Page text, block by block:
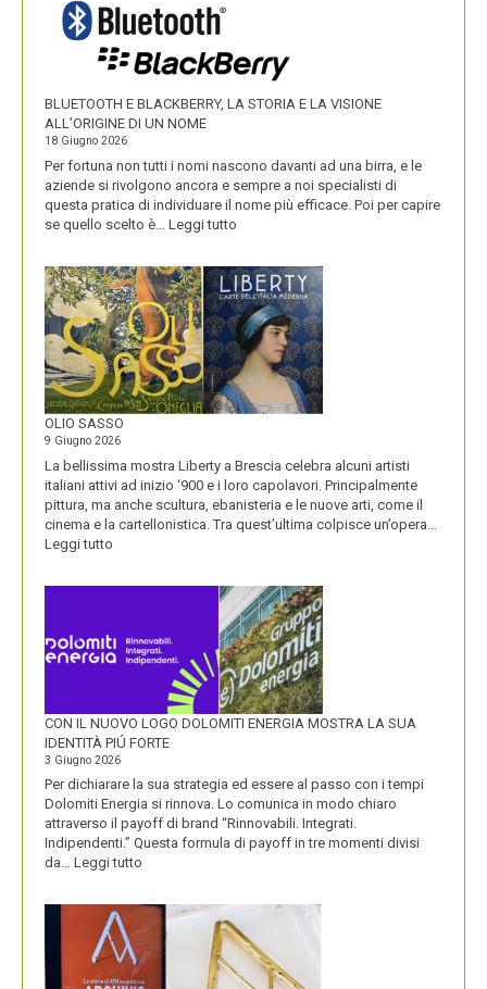
NOMI
DEI
SUOI
PRODOTTI
BLUETOOTH E BLACKBERRY, LA STORIA E LA VISIONE
ALL’ORIGINE DI UN NOME
18 Giugno 2026
Per fortuna non tutti i nomi nascono davanti ad una birra, e le
aziende si rivolgono ancora e sempre a noi specialisti di
questa pratica di individuare il nome più efficace. Poi per capire
se quello scelto è… Leggi tutto
BLACKBERRY,
LA
STORIA
E
LA
VISIONE
ALL’ORIGINE
DI
NOME
OLIO SASSO
9 Giugno 2026
La bellissima mostra Liberty a Brescia celebra alcuni artisti
italiani attivi ad inizio ‘900 e i loro capolavori. Principalmente
pittura, ma anche scultura, ebanisteria e le nuove arti, come il
cinema e la cartellonistica. Tra quest’ultima colpisce un’opera…
Leggi tutto
CON IL NUOVO LOGO DOLOMITI ENERGIA MOSTRA LA SUA
IDENTITÀ PIÚ FORTE
3 Giugno 2026
Per dichiarare la sua strategia ed essere al passo con i tempi
Dolomiti Energia si rinnova. Lo comunica in modo chiaro
attraverso il payoff di brand “Rinnovabili. Integrati.
Indipendenti.” Questa formula di payoff in tre momenti divisi
da… Leggi tutto
IL
NUOVO
LOGO
DOLOMITI
ENERGIA